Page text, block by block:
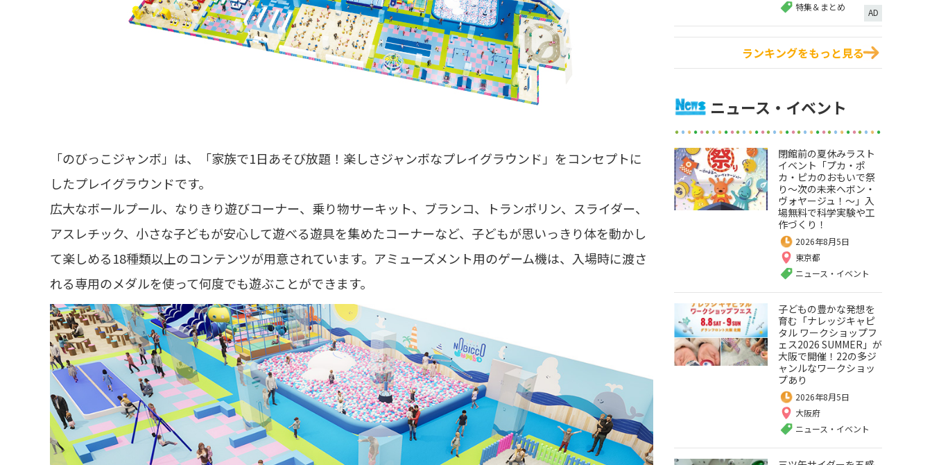
「のびっこジャンボ」は、「家族で1日あそび放題！楽しさジャンボなプレイグラウンド」をコンセプトに
したプレイグラウンドです。
広大なボールプール、なりきり遊びコーナー、乗り物サーキット、ブランコ、トランポリン、スライダー、
アスレチック、小さな子どもが安心して遊べる遊具を集めたコーナーなど、子どもが思いっきり体を動かし
て楽しめる18種類以上のコンテンツが用意されています。アミューズメント用のゲーム機は、入場時に渡さ
れる専用のメダルを使って何度でも遊ぶことができます。
特集＆まとめ
AD
ランキングをもっと見る
ニュース・イベント
閉館前の夏休みラスト
イベント「プカ・ポ
カ・ピカのおもいで祭
り～次の未来へボン・
ヴォヤージュ！～」入
場無料で科学実験や工
作づくり！
2026年8月5日
東京都
ニュース・イベント
子どもの豊かな発想を
育む「ナレッジキャピ
タル ワークショップフ
ェス2026 SUMMER」が
大阪で開催！22の多ジ
ャンルなワークショッ
プあり
2026年8月5日
大阪府
ニュース・イベント